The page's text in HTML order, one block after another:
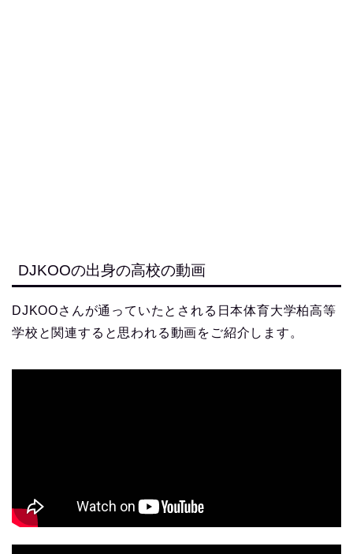
DJKOOの出身の高校の動画
DJKOOさんが通っていたとされる日本体育大学柏高等
学校と関連すると思われる動画をご紹介します。